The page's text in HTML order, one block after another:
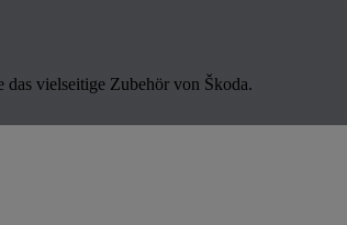
das vielseitige Zubehör von Škoda.